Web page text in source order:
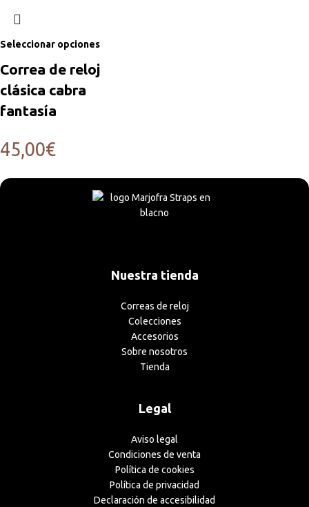
Seleccionar opciones
Correa de reloj
clásica cabra
fantasía
45,00€
Nuestra tienda
Correas de reloj
Colecciones
Accesorios
Sobre nosotros
Tienda
Legal
Aviso legal
Condiciones de venta
Política de cookies
Política de privacidad
Declaración de accesibilidad